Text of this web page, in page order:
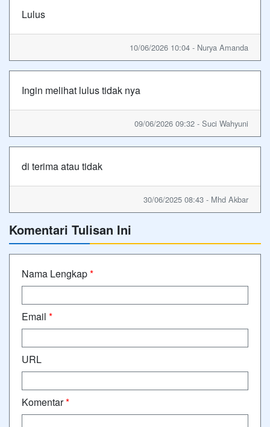
Lulus
10/06/2026 10:04 - Nurya Amanda
Ingin melihat lulus tidak nya
09/06/2026 09:32 - Suci Wahyuni
di terima atau tidak
30/06/2025 08:43 - Mhd Akbar
Komentari Tulisan Ini
Nama Lengkap*
Email *
URL
Komentar*